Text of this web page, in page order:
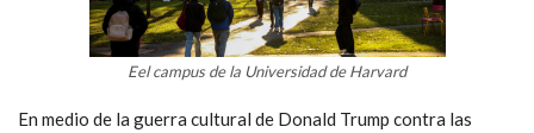
Eel campus de la Universidad de Harvard
En medio de la guerra cultural de Donald Trump contra las